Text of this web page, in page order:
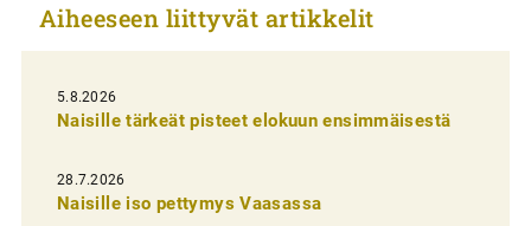
k
e
l
i
e
n
Aiheeseen liittyvät artikkelit
5.8.2026
Naisille tärkeät pisteet elokuun ensimmäisestä
28.7.2026
Naisille iso pettymys Vaasassa